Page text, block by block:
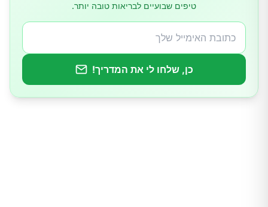
טיפים שבועיים לבריאות טובה יותר.
כן, שלחו לי את המדריך!